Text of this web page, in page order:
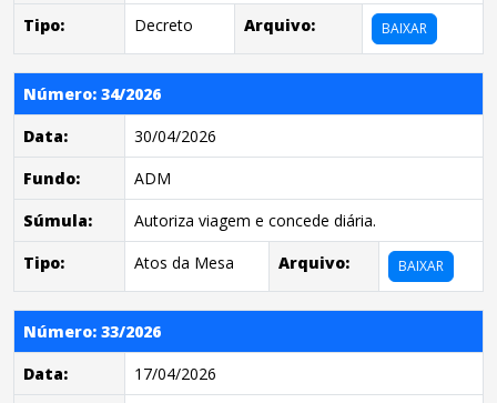
Tipo: Decreto Arquivo: BAIXAR
Número: 34/2026
Data:
30/04/2026
Fundo:
ADM
Súmula:
Autoriza viagem e concede diária.
Tipo:
Atos da Mesa Arquivo: BAIXAR
Número: 33/2026
Data:
17/04/2026